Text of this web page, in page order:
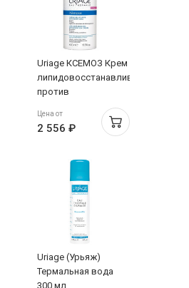
Uriage КСЕМОЗ Крем
липидовосстанавливающий
против
раздражений 400 мл
Цена от
2 556 ₽
Uriage (Урьяж)
Термальная вода
300 мл